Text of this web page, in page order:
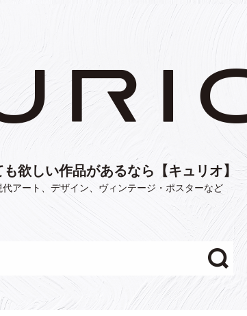
も欲しい作品があるなら【キュリオ】
代アート、デザイン、ヴィンテージ・ポスターなど